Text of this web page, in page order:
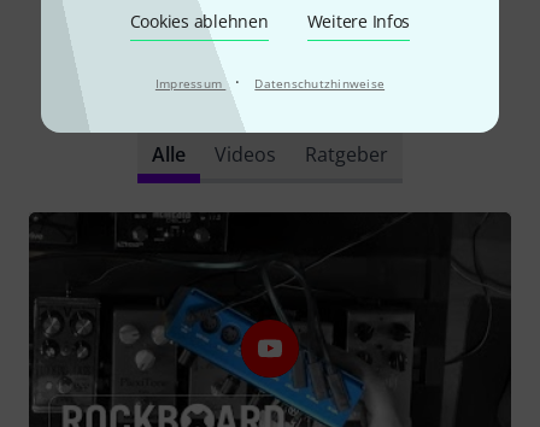
Cookies ablehnen Weitere Infos
Impressum · Datenschutzhinweise
Schon gewusst?
Alle Videos Ratgeber